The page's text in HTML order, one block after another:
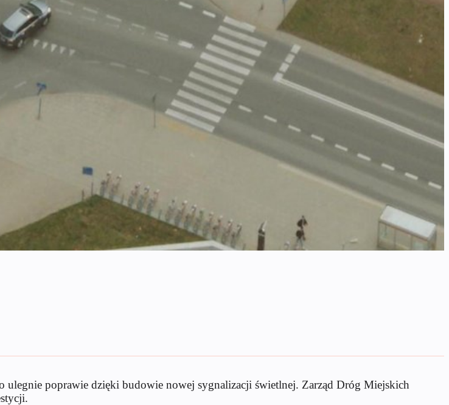
ulegnie poprawie dzięki budowie nowej sygnalizacji świetlnej. Zarząd Dróg Miejskich